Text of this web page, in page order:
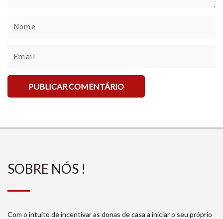
SOBRE NÓS !
Com o intuito de incentivar as donas de casa a iniciar o seu próprio